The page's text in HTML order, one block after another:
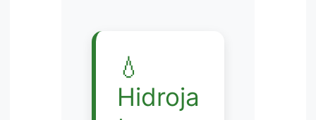
💧
Hidroja